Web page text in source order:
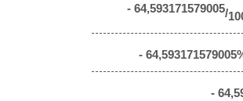
- 64,593171579005/
-
-